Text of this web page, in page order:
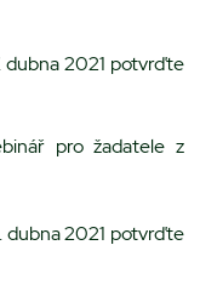
dubna 2021 potvrďte
pro žadatele z
dubna 2021 potvrďte